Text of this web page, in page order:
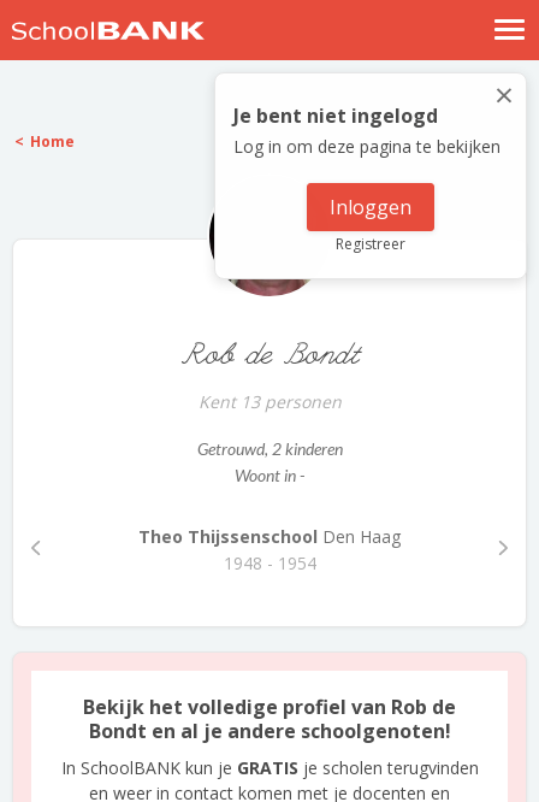
Nostalgische verhalen
Log in
Meld je gratis aan
×
Je bent niet ingelogd
Log in om deze pagina te bekijken
Inloggen
Registreer
Home
Rob de Bondt
Kent 13 personen
Getrouwd, 2 kinderen
Woont in -
Theo Thijssenschool Den Haag
1948 - 1954
Bekijk het volledige profiel van Rob de
Bondt en al je andere schoolgenoten!
In SchoolBANK kun je GRATIS je scholen terugvinden
en weer in contact komen met je docenten en